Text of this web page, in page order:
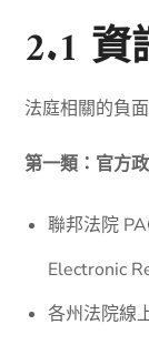
2.1 資
法庭相關的負
第一類：官方
聯邦法院
Electronic
各州法院線